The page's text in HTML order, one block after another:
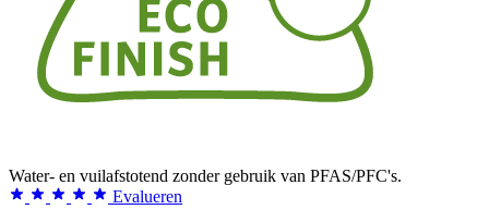
Water- en vuilafstotend zonder gebruik van PFAS/PFC's.
Evalueren